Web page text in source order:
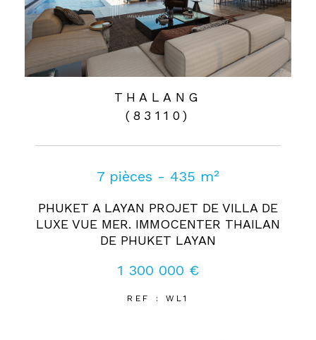
THALANG
(83110)
7 pièces - 435 m²
PHUKET A LAYAN PROJET DE VILLA DE
LUXE VUE MER. IMMOCENTER THAILAN
DE PHUKET LAYAN
1 300 000 €
REF : WL1